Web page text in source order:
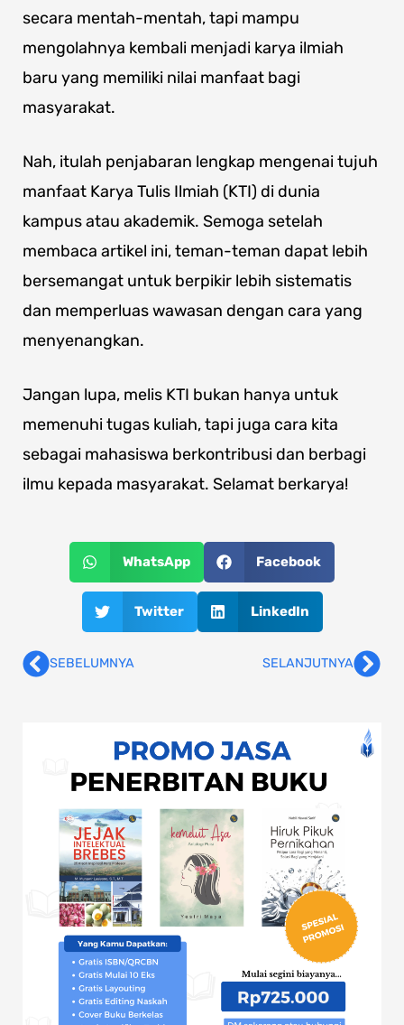
secara mentah-mentah, tapi mampu
mengolahnya kembali menjadi karya ilmiah
baru yang memiliki nilai manfaat bagi
masyarakat.
Nah, itulah penjabaran lengkap mengenai tujuh
manfaat Karya Tulis Ilmiah (KTI) di dunia
kampus atau akademik. Semoga setelah
membaca artikel ini, teman-teman dapat lebih
bersemangat untuk berpikir lebih sistematis
dan memperluas wawasan dengan cara yang
menyenangkan.
Jangan lupa, melis KTI bukan hanya untuk
memenuhi tugas kuliah, tapi juga cara kita
sebagai mahasiswa berkontribusi dan berbagi
ilmu kepada masyarakat. Selamat berkarya!
WhatsApp Facebook
Twitter LinkedIn
PrevSEBELUMNYA SELANJUTNYA